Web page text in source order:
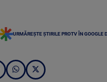
URMĂREȘTE ȘTIRILE PROTV ÎN GOOGLE